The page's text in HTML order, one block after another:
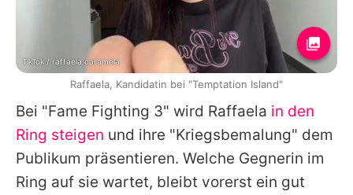
Bei "Fame Fighting 3" wird Raffaela in den
Ring steigen und ihre "Kriegsbemalung" dem
Publikum präsentieren. Welche Gegnerin im
Ring auf sie wartet, bleibt vorerst ein gut
TikTok / raffaela.caramela
Raffaela, Kandidatin bei "Temptation Island"